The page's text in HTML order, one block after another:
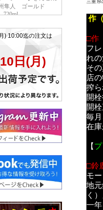
三重県
作
□作
フ
れの
そ
店
搾
開
開
毎
在
【
□鈴
モ
地
く
一